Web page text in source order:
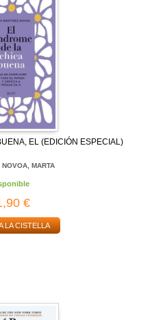
EL (EDICIÓN ESPECIAL)
NOVOA, MARTA
€
LA CISTELLA